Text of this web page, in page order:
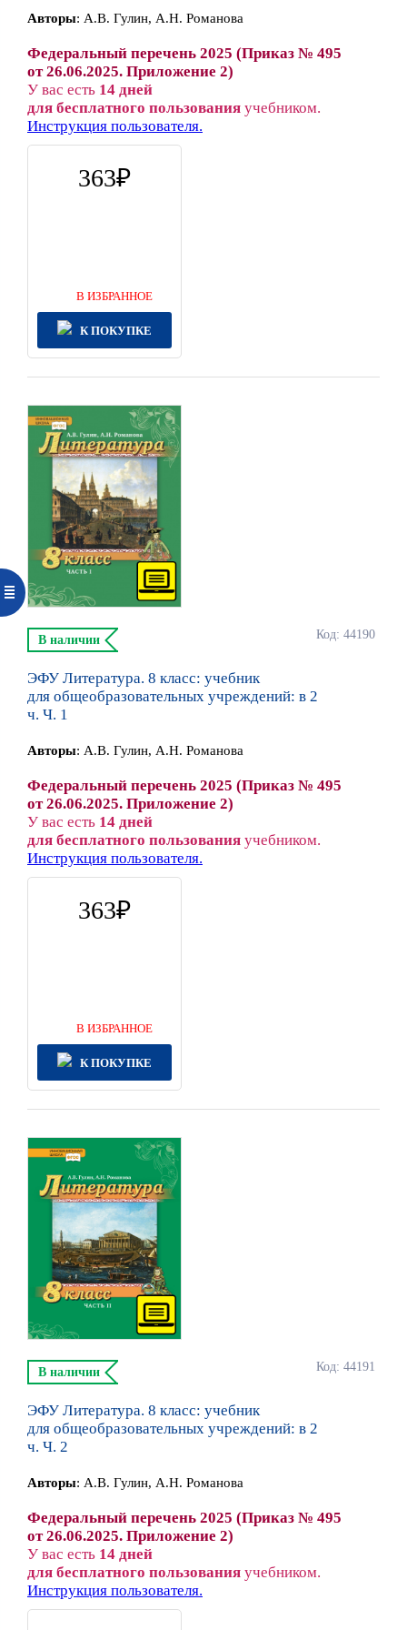
Авторы: А.В. Гулин, А.Н. Романова
Федеральный перечень 2025 (Приказ № 495
от 26.06.2025. Приложение 2)
У вас есть 14 дней
для бесплатного пользования учебником.
Инструкция пользователя.
363
В ИЗБРАННОЕ
К ПОКУПКЕ
Код: 44190
В наличии
ЭФУ Литература. 8 класс: учебник
для общеобразовательных учреждений: в 2
ч. Ч. 1
Авторы: А.В. Гулин, А.Н. Романова
Федеральный перечень 2025 (Приказ № 495
от 26.06.2025. Приложение 2)
У вас есть 14 дней
для бесплатного пользования учебником.
Инструкция пользователя.
363
В ИЗБРАННОЕ
К ПОКУПКЕ
Код: 44191
В наличии
ЭФУ Литература. 8 класс: учебник
для общеобразовательных учреждений: в 2
ч. Ч. 2
Авторы: А.В. Гулин, А.Н. Романова
Федеральный перечень 2025 (Приказ № 495
от 26.06.2025. Приложение 2)
У вас есть 14 дней
для бесплатного пользования учебником.
Инструкция пользователя.